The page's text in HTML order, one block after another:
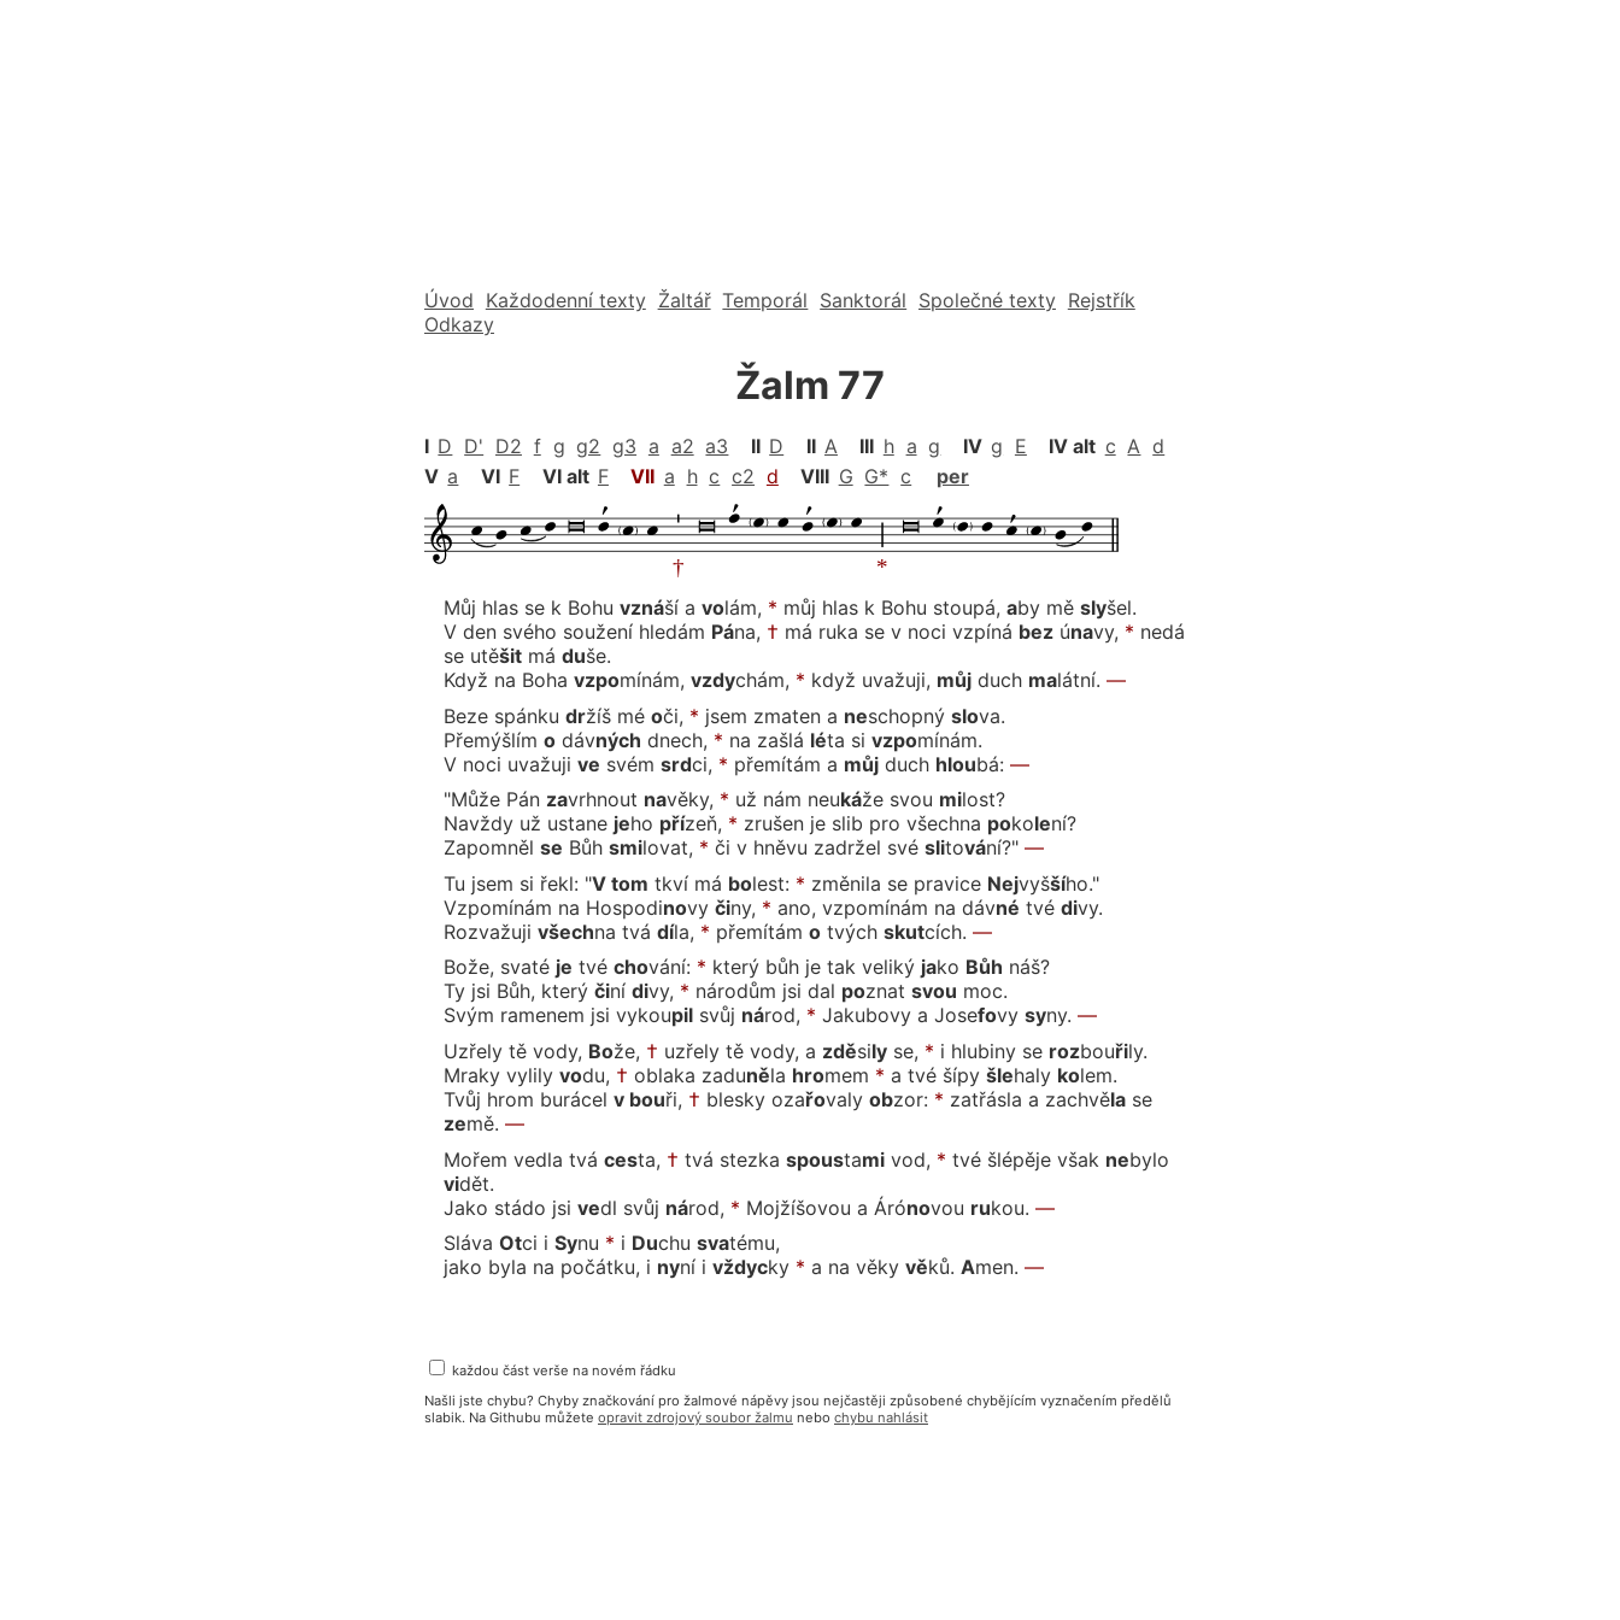
Úvod Každodenní texty Žaltář Temporál Sanktorál Společné texty Rejstřík
Odkazy
Žalm 77
I D D' D2 f g g2 g3 a a2 a3 II D II A III h a g IV g E IV alt c A d
V a VI F VI alt F VII a h c c2 d VIII G G* c per
Můj hlas se k Bohu vznáší a volám, * můj hlas k Bohu stoupá, aby mě slyšel.
V den svého soužení hledám Pána, † má ruka se v noci vzpíná bez únavy, * nedá
se utěšit má duše.
Když na Boha vzpomínám, vzdychám, * když uvažuji, můj duch malátní. —
Beze spánku držíš mé oči, * jsem zmaten a neschopný slova.
Přemýšlím o dávných dnech, * na zašlá léta si vzpomínám.
V noci uvažuji ve svém srdci, * přemítám a můj duch hloubá: —
"Může Pán zavrhnout navěky, * už nám neukáže svou milost?
Navždy už ustane jeho přízeň, * zrušen je slib pro všechna pokolení?
Zapomněl se Bůh smilovat, * či v hněvu zadržel své slitování?" —
Tu jsem si řekl: "V tom tkví má bolest: * změnila se pravice Nejvyššího."
Vzpomínám na Hospodinovy činy, * ano, vzpomínám na dávné tvé divy.
Rozvažuji všechna tvá díla, * přemítám o tvých skutcích. —
Bože, svaté je tvé chování: * který bůh je tak veliký jako Bůh náš?
Ty jsi Bůh, který činí divy, * národům jsi dal poznat svou moc.
Svým ramenem jsi vykoupil svůj národ, * Jakubovy a Josefovy syny. —
Uzřely tě vody, Bože, † uzřely tě vody, a zděsily se, * i hlubiny se rozbouřily.
Mraky vylily vodu, † oblaka zaduněla hromem * a tvé šípy šlehaly kolem.
Tvůj hrom burácel v bouři, † blesky ozařovaly obzor: * zatřásla a zachvěla se
země. —
Mořem vedla tvá cesta, † tvá stezka spoustami vod, * tvé šlépěje však nebylo
vidět.
Jako stádo jsi vedl svůj národ, * Mojžíšovou a Árónovou rukou. —
Sláva Otci i Synu * i Duchu svatému,
jako byla na počátku, i nyní i vždycky * a na věky věků. Amen. —
každou část verše na novém řádku
Našli jste chybu? Chyby značkování pro žalmové nápěvy jsou nejčastěji způsobené chybějícím vyznačením předělů
slabik. Na Githubu můžete opravit zdrojový soubor žalmu nebo chybu nahlásit